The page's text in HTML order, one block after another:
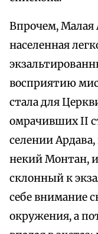
Впрочем, Малая
населенная
восприятию
стала для
омрачивших II
селении
некий Монтан,
склонный к
себе внимание
окружения, а